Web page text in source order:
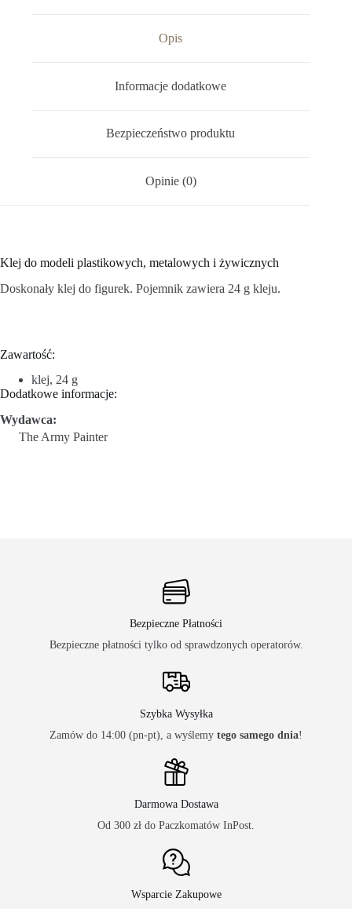
Opis
Informacje dodatkowe
Bezpieczeństwo produktu
Opinie (0)
Klej do modeli plastikowych, metalowych i żywicznych
Doskonały klej do figurek. Pojemnik zawiera 24 g kleju.
Zawartość:
klej, 24 g
Dodatkowe informacje:
Wydawca:
The Army Painter
Bezpieczne Płatności
Bezpieczne płatności tylko od sprawdzonych operatorów.
Szybka Wysyłka
Zamów do 14:00 (pn-pt), a wyślemy tego samego dnia!
Darmowa Dostawa
Od 300 zł do Paczkomatów InPost.
Wsparcie Zakupowe